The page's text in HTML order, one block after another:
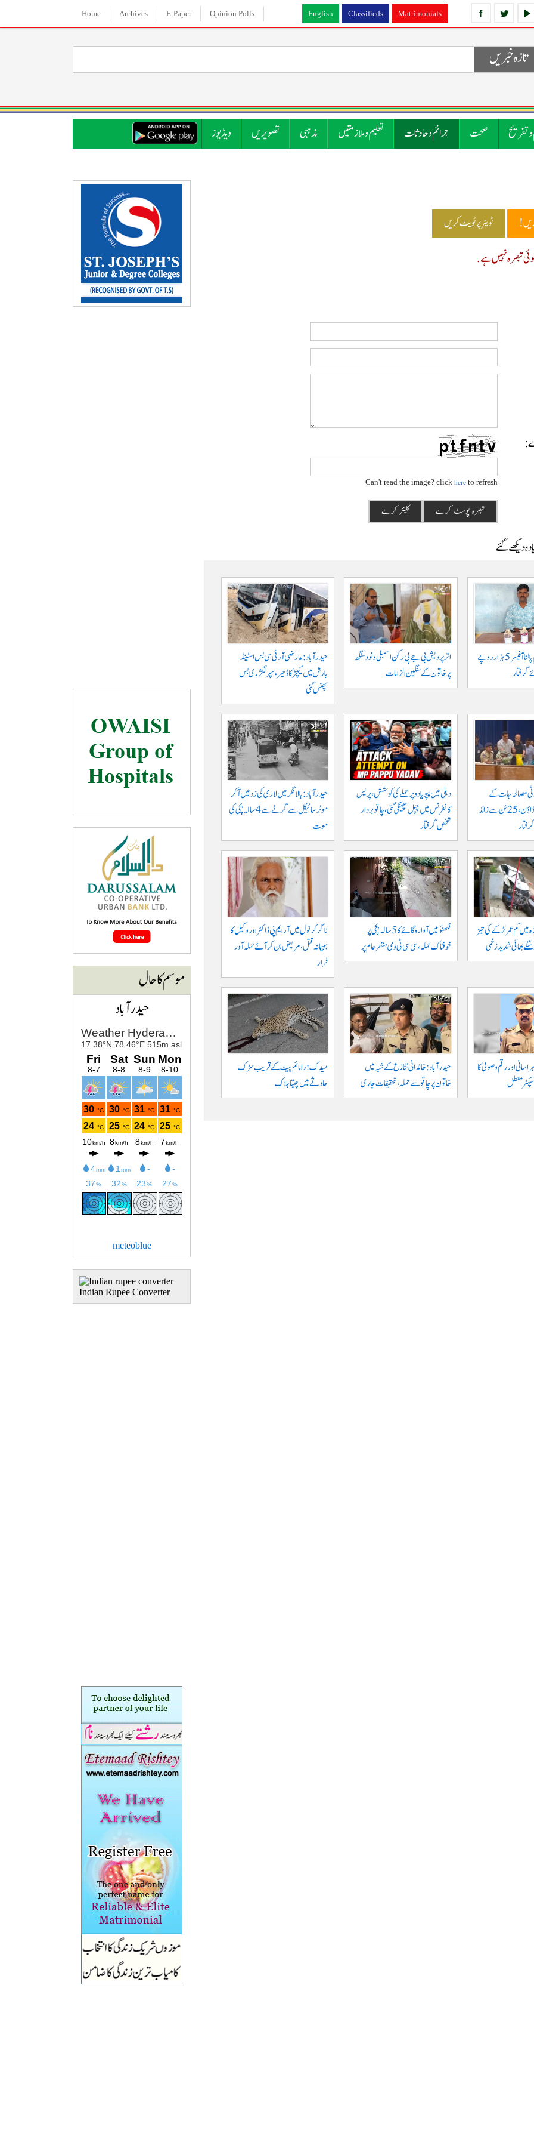
English Classifieds Matrimonials
Home Archives E-Paper Opinion Polls
تازہ خبریں
تفریح صحت جرائم و حادثات تعلیم و ملازمتیں مذہبی تصویریں ویڈیوز
ٹویٹر پر ٹویٹ کریں
تبصرہ نہیں ہے.
Can't read the image? click hereto refresh
دیکھے گئے
جگتیال میں گرام پالنا آفیسر 5 ہزار روپے
اتر پردیش بی جے پی رکن اسمبلی ونود سنگھ
پر خاتون کے سنگین الزامات
حیدرآباد: عارضی آر ٹی سی بس اسٹینڈ
بارش میں کیچڑ کا ڈھیر، سپر لگژری بس
پھنس گئی
مصالحہ جات کے
خلاف بڑا کریک ڈاؤن، 25 ٹن سے زائد
دہلی میں پپو یادو پر حملے کی کوشش، پریس
کانفرنس میں چپل پھینکی گئی، چاقو بردار
شخص گرفتار
حیدرآباد: بالا نگر میں لاری کی زد میں آکر
موٹرسائیکل سے گرنے سے 4 سالہ بچی کی
موت
میں کم عمر لڑکے کی تیز
سگے بھائی شدید زخمی
لکھنؤ میں آوارہ گائے کا 5 سالہ بچی پر
خوفناک حملہ، سی سی ٹی وی منظر عام پر
ناگرکرنول میں آر ایم پی ڈاکٹر اور وکیل کا
بہیمانہ قتل، مریض بن کر آئے حملہ آور
فرار
اور رقم وصولی کا
معطل
حیدرآباد: خاندانی تنازع کے شبہ میں
خاتون پر چاقو سے حملہ، تحقیقات جاری
میدک: رامائم پیٹ کے قریب سڑک
حادثے میں چیتا ہلاک
موسم کا حال
حیدرآباد
meteoblue
Indian Rupee Converter